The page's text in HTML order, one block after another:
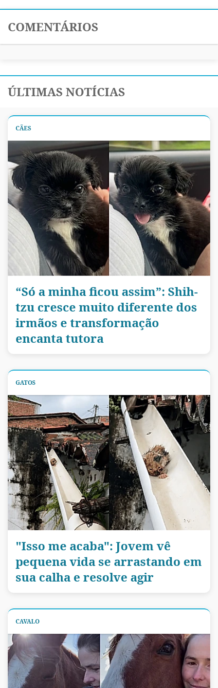
COMENTÁRIOS
ÚLTIMAS NOTÍCIAS
CÃES
“Só a minha ficou assim”: Shih-
tzu cresce muito diferente dos
irmãos e transformação
encanta tutora
GATOS
"Isso me acaba": Jovem vê
pequena vida se arrastando em
sua calha e resolve agir
CAVALO